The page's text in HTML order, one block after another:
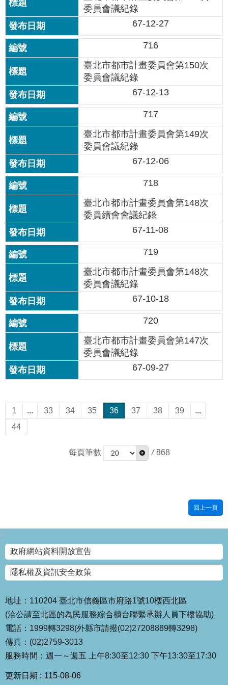
委員會議紀錄
67-12-27
716
臺北市都市計畫委員會第150次
委員會議紀錄
67-12-13
717
臺北市都市計畫委員會第149次
委員會議紀錄
67-12-06
718
臺北市都市計畫委員會第148次
委員續會會議紀錄
67-11-08
719
臺北市都市計畫委員會第148次
委員會議紀錄
67-10-18
720
臺北市都市計畫委員會第147次
委員會議紀錄
67-09-27
1 ... 33 34 35 36 37 38 39
...
44
每頁筆數 / 868
回上一頁
:::
政府網站資料開放宣告
隱私權及資訊安全政策
地址：110204 臺北市信義區市府路1號10樓西北區
(洽公請至北區的為民服務綜合櫃台聯繫承辦人員下樓協助)
電話：1999轉3298(外縣市請撥(02)27208889轉3298)
傳真：(02)2759-3013
服務時間：週一～週五 上午8:30至12:30 下午13:30至17:30
更新日期 115-08-06